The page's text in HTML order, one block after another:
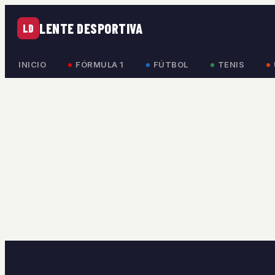
LD LENTE DESPORTIVA
INICIO FÓRMULA 1 FÚTBOL TENIS